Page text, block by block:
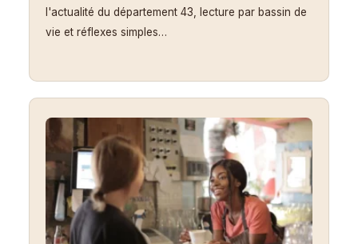
l'actualité du département 43, lecture par bassin de
vie et réflexes simples…